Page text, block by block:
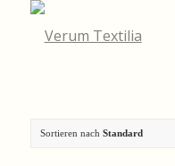
Sortieren nach Standard